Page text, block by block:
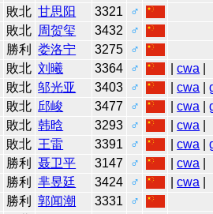
敗北 甘思阳 3321
♂
敗北 周贺玺 3432
♂
勝利 娄洛宁 3275
♂
敗北 刘曦 3364 ♂ |cwa
敗北 邬光亚 3403 ♂ |cwa |
敗北 邱峻 3477 ♂ |cwa |
敗北 韩晗 3293 ♂ |cwa
敗北 王雷 3391 ♂ |cwa |
勝利 聂卫平 3147 ♂ |cwa
勝利 芈昱廷 3424 ♂ |cwa
勝利 郭闻潮 3331
♂